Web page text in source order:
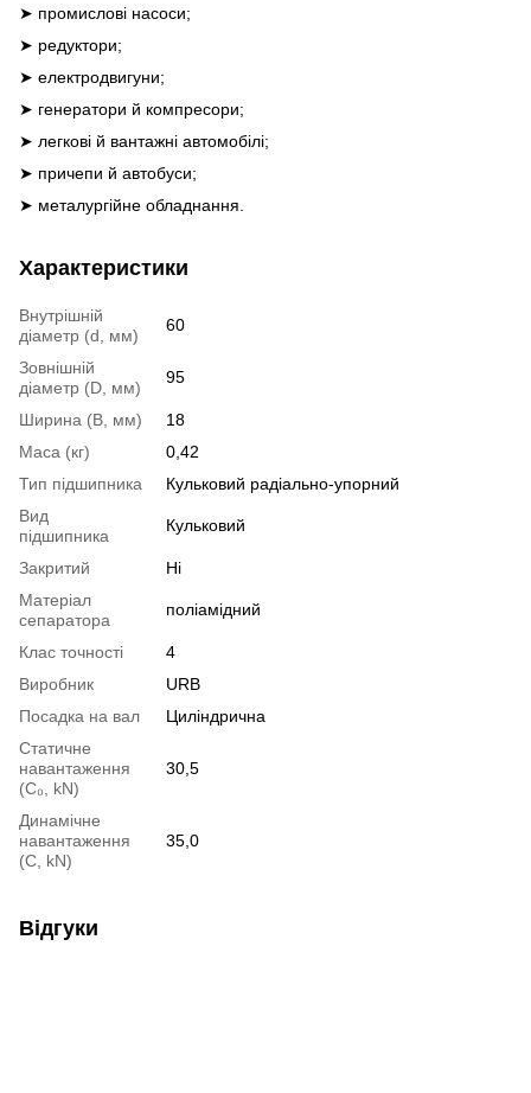
➤ промислові насоси;
➤ редуктори;
➤ електродвигуни;
➤ генератори й компресори;
➤ легкові й вантажні автомобілі;
➤ причепи й автобуси;
➤ металургійне обладнання.
Характеристики
Внутрішній
діаметр (d, мм)
60
Зовнішній
діаметр (D, мм)
95
Ширина (B, мм)
18
Маса (кг)
0,42
Тип підшипника
Кульковий радіально-упорний
Вид
підшипника
Кульковий
Закритий
Ні
Матеріал
сепаратора
поліамідний
Клас точності
4
Виробник
URB
Посадка на вал
Циліндрична
Статичне
навантаження
(С₀, kN)
30,5
Динамічне
навантаження
(С, kN)
35,0
Відгуки